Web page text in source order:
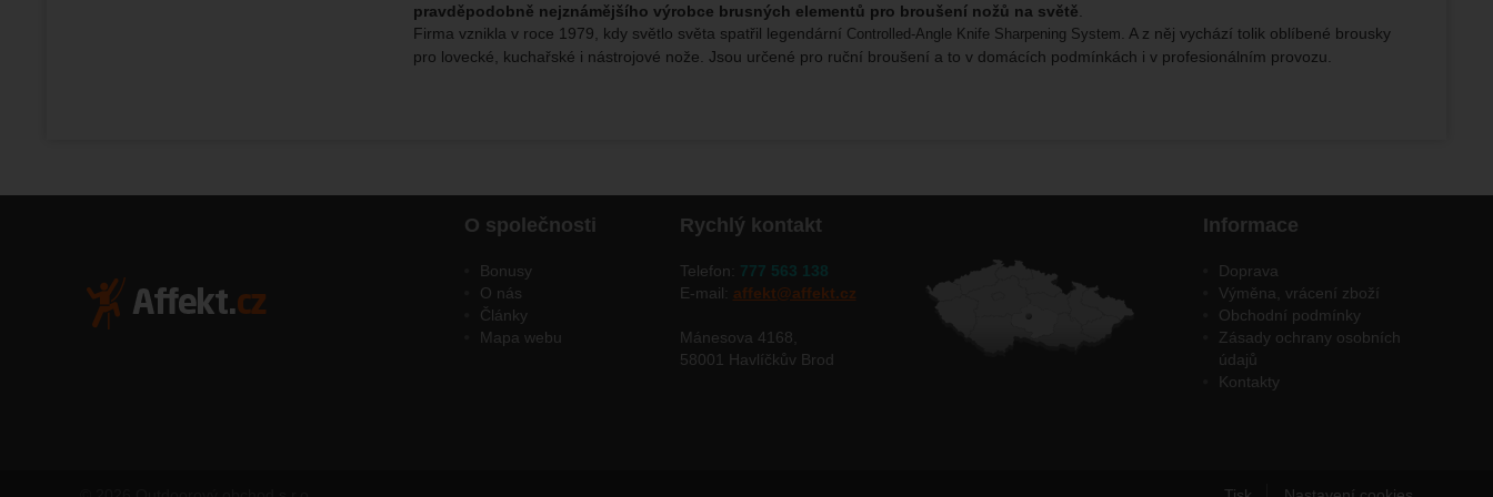
pravděpodobně nejznámějšího výrobce brusných elementů pro broušení nožů na světě
Firma vznikla v roce 1979, kdy světlo světa spatřil legendární Controlled-Angle Knife Sharpening System . A z něj vychází tolik oblíbené brousky
pro lovecké, kuchařské i nástrojové nože. Jsou určené pro ruční broušení a to v domácích podmínkách i v profesionálním provozu.
O společnosti
Bonusy
O nás
Články
Mapa webu
Rychlý kontakt
Telefon: 777 563 138
E-mail: affekt@affekt.cz
Mánesova 4168,
58001 Havlíčkův Brod
Informace
Doprava
Výměna, vrácení zboží
Obchodní podmínky
Zásady ochrany osobních
údajů
Kontakty